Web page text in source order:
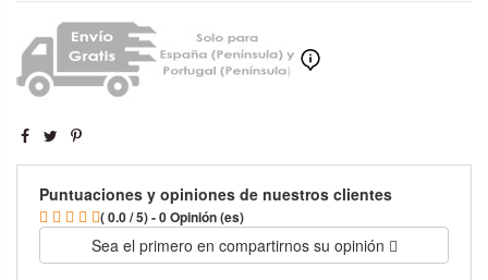
Puntuaciones y opiniones de nuestros clientes
( 0.0 / 5) - 0 Opinión (es)
Sea el primero en compartirnos su opinión